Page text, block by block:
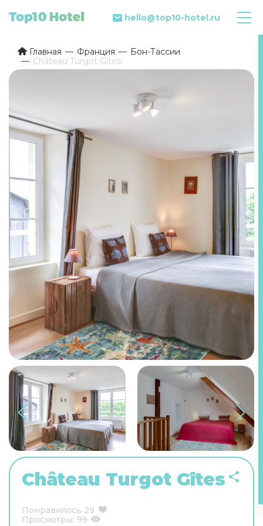
hello@top10-hotel.ru
Главная Франция
Бон-Тассии
Château Turgot Gîtes
Château Turgot Gîtes
Понравилось 29
Просмотры: 99